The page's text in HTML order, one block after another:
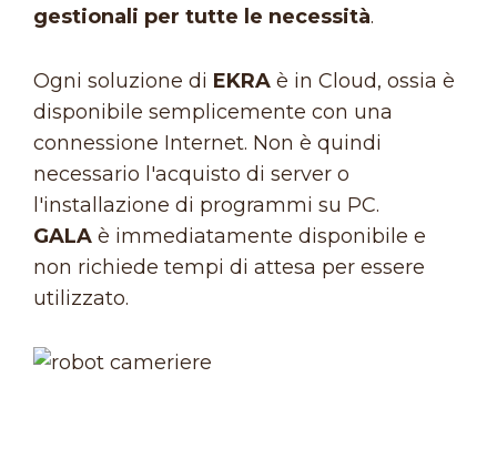
gestionali per tutte le necessità.
Ogni soluzione di EKRA è in Cloud, ossia è
disponibile semplicemente con una
connessione Internet. Non è quindi
necessario l'acquisto di server o
l'installazione di programmi su PC.
GALA è immediatamente disponibile e
non richiede tempi di attesa per essere
utilizzato.